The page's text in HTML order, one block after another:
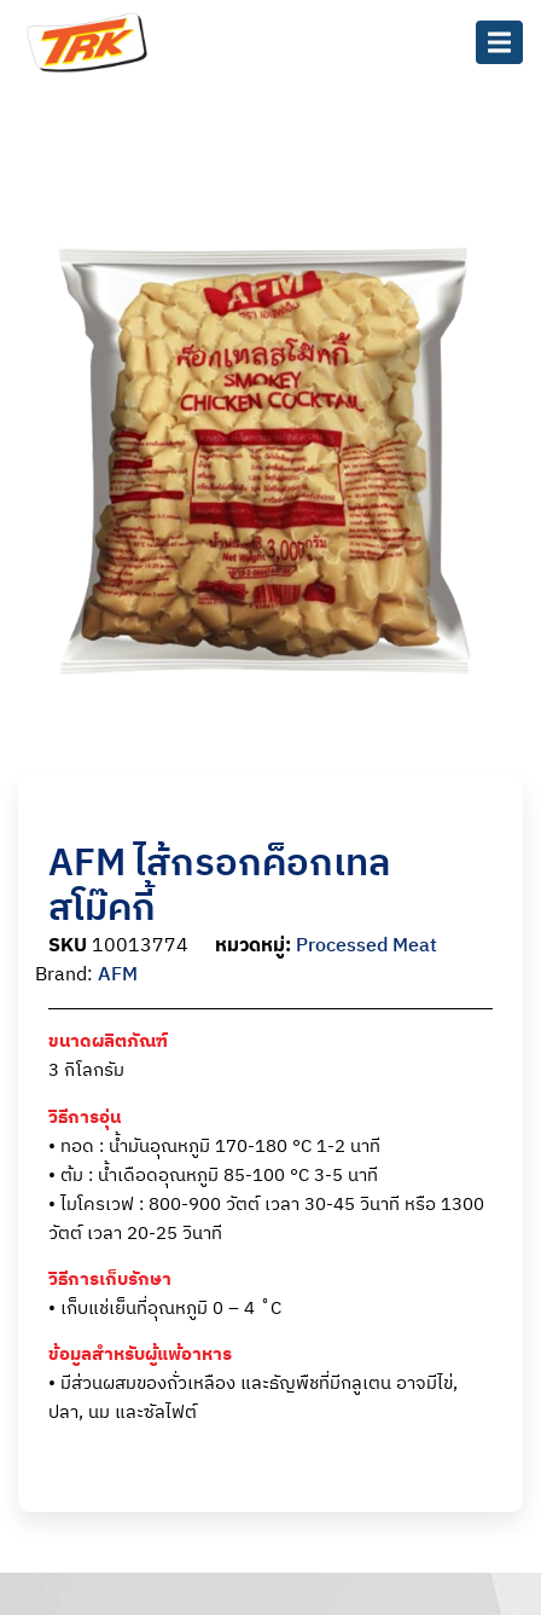
AFM ไส้กรอกค็อกเทล
สโม๊คกี้
SKU 10013774 หมวดหมู่: Processed Meat
Brand:AFM
ขนาดผลิตภัณฑ์
3 กิโลกรัม
วิธีการอุ่น
• ทอด : น้ำมันอุณหภูมิ 170-180 °C 1-2 นาที
• ต้ม : น้ำเดือดอุณหภูมิ 85-100 °C 3-5 นาที
• ไมโครเวฟ : 800-900 วัตต์ เวลา 30-45 วินาที หรือ 1300
วัตต์ เวลา 20-25 วินาที
วิธีการเก็บรักษา
• เก็บแช่เย็นที่อุณหภูมิ 0 – 4 ˚C
ข้อมูลสำหรับผู้แพ้อาหาร
• มีส่วนผสมของถั่วเหลือง และธัญพืชที่มีกลูเตน อาจมีไข่,
ปลา, นม และซัลไฟต์